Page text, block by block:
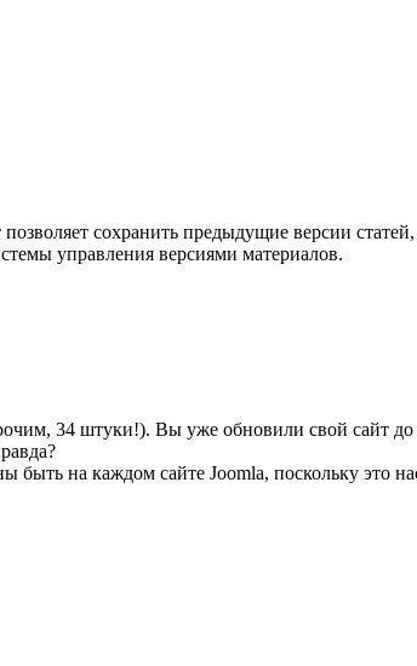
сохранить предыдущие версии
управления версиями материалов.
34 штуки!). Вы уже обновили свой сайт до
на каждом сайте Joomla, поскольку это